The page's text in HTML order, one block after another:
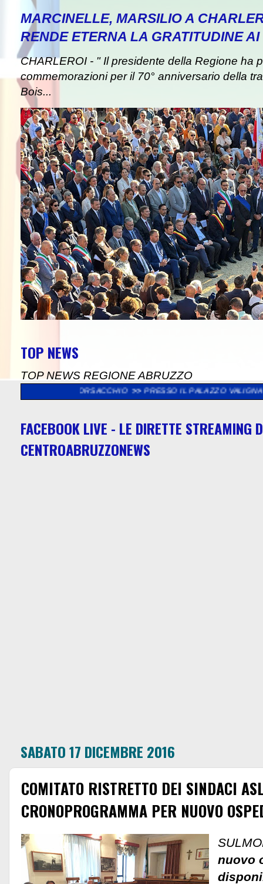
MARCINELLE, MARSILIO A
RENDE ETERNA LA GRATITUDINE
CHARLEROI - " Il presidente della Regione ha
commemorazioni per il 70° anniversario della
Bois...
TOP NEWS
TOP NEWS REGIONE ABRUZZO
>> PRESSO IL PALAZZO VALIGNANI DI
FACEBOOK LIVE - LE DIRETTE STREAMING
CENTROABRUZZONEWS
SABATO 17 DICEMBRE 2016
COMITATO RISTRETTO DEI SINDACI
CRONOPROGRAMMA PER NUOVO
nuovo